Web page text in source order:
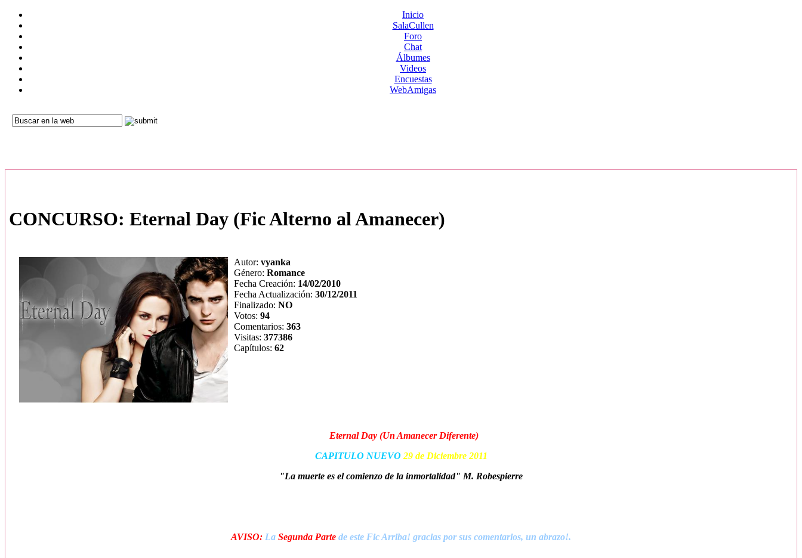
Inicio
SalaCullen
Foro
Chat
Álbumes
Videos
Encuestas
WebAmigas
CONCURSO: Eternal Day (Fic Alterno al Amanecer)
Autor: vyanka
Género: Romance
Fecha Creación: 14/02/2010
Fecha Actualización: 30/12/2011
Finalizado: NO
Votos: 94
Comentarios: 363
Visitas: 377386
Capítulos: 62
Eternal Day (Un Amanecer Diferente)
CAPITULO NUEVO 29 de Diciembre 2011
"La muerte es el comienzo de la inmortalidad" M. Robespierre
AVISO: La Segunda Parte de este Fic Arriba! gracias por sus comentarios, un abrazo!.